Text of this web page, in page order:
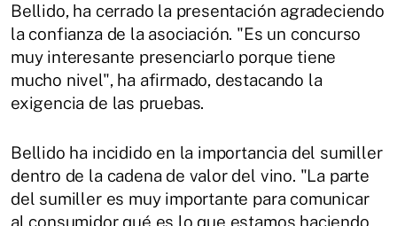
Bellido, ha cerrado la presentación agradeciendo
la confianza de la asociación. "Es un concurso
muy interesante presenciarlo porque tiene
mucho nivel", ha afirmado, destacando la
exigencia de las pruebas.
Bellido ha incidido en la importancia del sumiller
dentro de la cadena de valor del vino. "La parte
del sumiller es muy importante para comunicar
al consumidor qué es lo que estamos haciendo